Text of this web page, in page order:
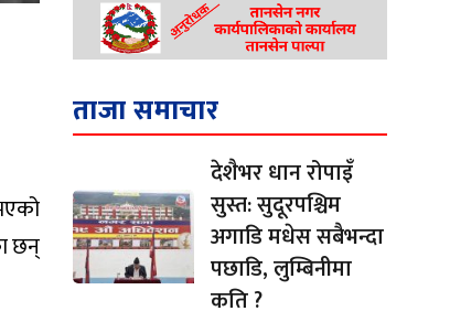
छन्
ताजा समाचार
देशैभर धान रोपाइँ
सुस्त: सुदूरपश्चिम
अगाडि मधेस सबैभन्दा
पछाडि, लुम्बिनीमा
कति ?